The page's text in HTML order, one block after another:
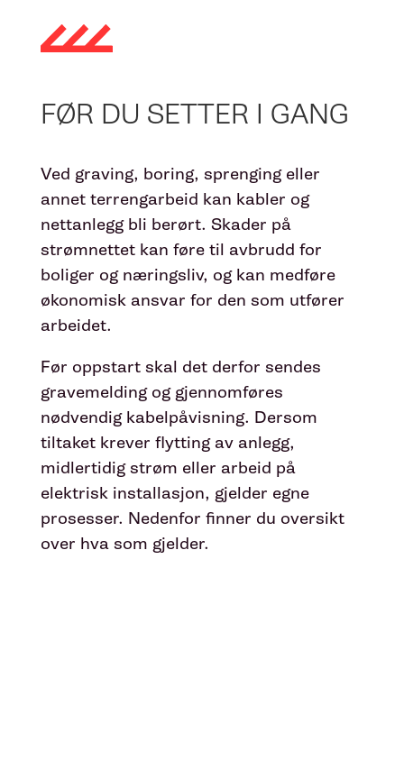
FØR DU SETTER I GANG
Ved graving, boring, sprenging eller
annet terrengarbeid kan kabler og
nettanlegg bli berørt. Skader på
strømnettet kan føre til avbrudd for
boliger og næringsliv, og kan medføre
økonomisk ansvar for den som utfører
arbeidet.
Før oppstart skal det derfor sendes
gravemelding og gjennomføres
nødvendig kabelpåvisning. Dersom
tiltaket krever flytting av anlegg,
midlertidig strøm eller arbeid på
elektrisk installasjon, gjelder egne
prosesser. Nedenfor finner du oversikt
over hva som gjelder.